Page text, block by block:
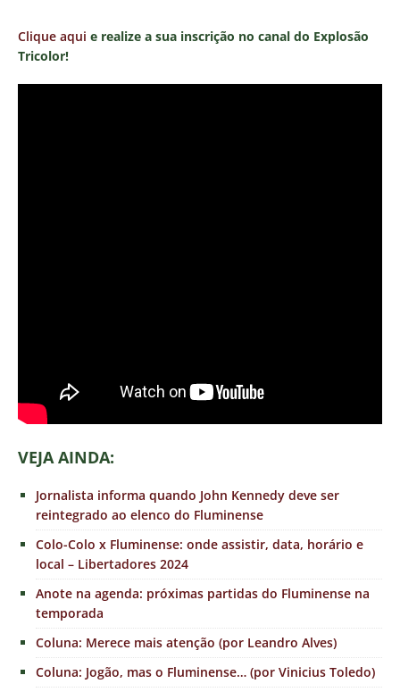
Clique aqui e realize a sua inscrição no canal do Explosão
Tricolor!
VEJA AINDA:
Jornalista informa quando John Kennedy deve ser
reintegrado ao elenco do Fluminense
Colo-Colo x Fluminense: onde assistir, data, horário e
local – Libertadores 2024
Anote na agenda: próximas partidas do Fluminense na
temporada
Coluna: Merece mais atenção (por Leandro Alves)
Coluna: Jogão, mas o Fluminense… (por Vinicius Toledo)